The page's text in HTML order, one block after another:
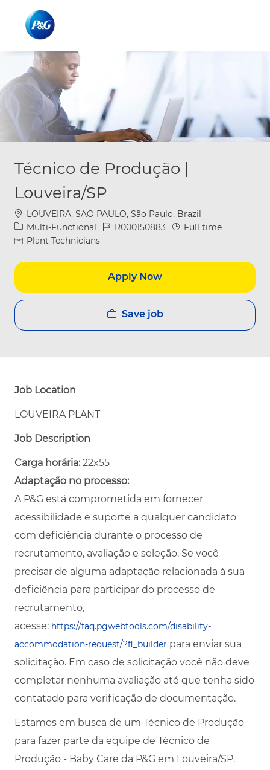
Técnico de Produção |
Louveira/SP
Location
LOUVEIRA, SAO PAULO, São Paulo, Brazil
Category
Multi-Functional Job IdR000150883 Job Type
Full time
Plant Technicians
Apply Now
Save job
Job Location
LOUVEIRA PLANT
Job Description
Carga horária: 22x55
Adaptação no processo:
A P&G está comprometida em fornecer
acessibilidade e suporte a qualquer candidato
com deficiência durante o processo de
recrutamento, avaliação e seleção. Se você
precisar de alguma adaptação relacionada à sua
deficiência para participar do processo de
recrutamento,
acesse: https://faq.pgwebtools.com/disability-
accommodation-request/?fl_builder para enviar sua
solicitação. Em caso de solicitação você não deve
completar nenhuma avaliação até que tenha sido
contatado para verificação de documentação.
Estamos em busca de um Técnico de Produção
para fazer parte da equipe de Técnico de
Produção - Baby Care da P&G em Louveira/SP.